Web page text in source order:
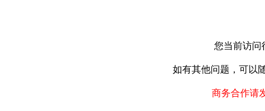
您当前访问
如有其他问题，可以
商务合作请